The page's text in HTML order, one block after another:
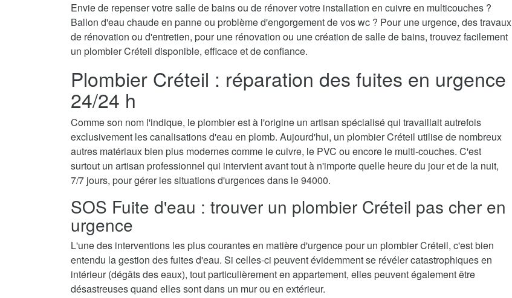
Envie de repenser votre salle de bains ou de rénover votre installation en cuivre en multicouches ?
Ballon d'eau chaude en panne ou problème d'engorgement de vos wc ? Pour une urgence, des travaux
de rénovation ou d'entretien, pour une rénovation ou une création de salle de bains, trouvez facilement
un plombier Créteil disponible, efficace et de confiance.
Plombier Créteil : réparation des fuites en urgence
24/24 h
Comme son nom l'indique, le plombier est à l'origine un artisan spécialisé qui travaillait autrefois
exclusivement les canalisations d'eau en plomb. Aujourd'hui, un plombier Créteil utilise de nombreux
autres matériaux bien plus modernes comme le cuivre, le PVC ou encore le multi-couches. C'est
surtout un artisan professionnel qui intervient avant tout à n'importe quelle heure du jour et de la nuit,
7/7 jours, pour gérer les situations d'urgences dans le 94000.
SOS Fuite d'eau : trouver un plombier Créteil pas cher en
urgence
L'une des interventions les plus courantes en matière d'urgence pour un plombier Créteil, c'est bien
entendu la gestion des fuites d'eau. Si celles-ci peuvent évidemment se révéler catastrophiques en
intérieur (dégâts des eaux), tout particulièrement en appartement, elles peuvent également être
désastreuses quand elles sont dans un mur ou en extérieur.